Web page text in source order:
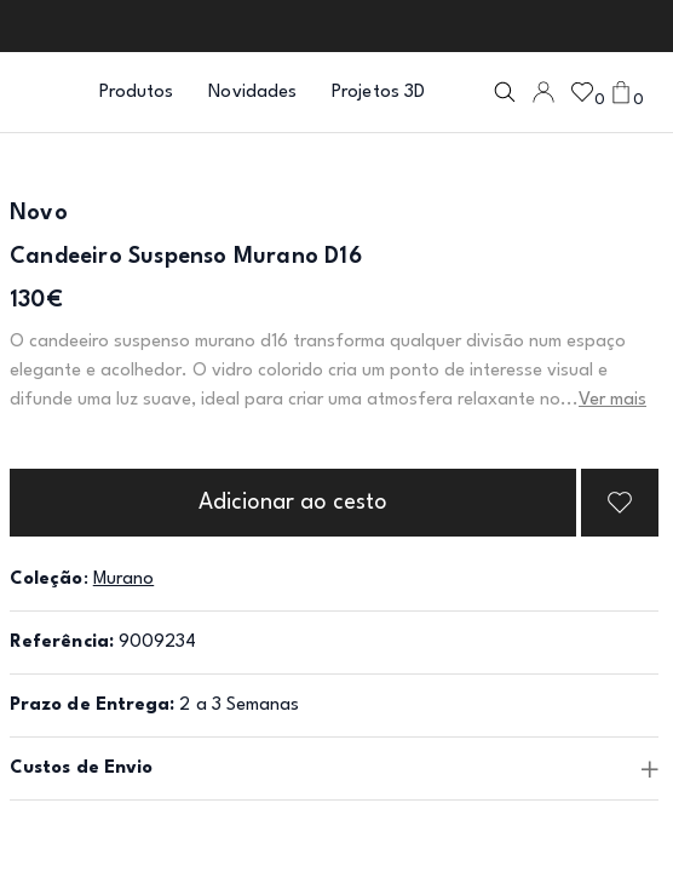
Produtos Novidades Projetos 3D 0 0
Novo
Candeeiro Suspenso Murano D16
130€
O candeeiro suspenso murano d16 transforma qualquer divisão num espaço
elegante e acolhedor. O vidro colorido cria um ponto de interesse visual e
difunde uma luz suave, ideal para criar uma atmosfera relaxante no... Ver mais
Adicionar ao cesto
Coleção: Murano
Referência: 9009234
Prazo de Entrega: 2 a 3 Semanas
Custos de Envio